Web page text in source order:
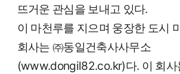
뜨거운 관심을 보내고 있다.
이 마천루를 지으며 웅장한 도시
회사는 ㈜동일건축사사무소
(www.dongil82.co.kr)다. 이 회사